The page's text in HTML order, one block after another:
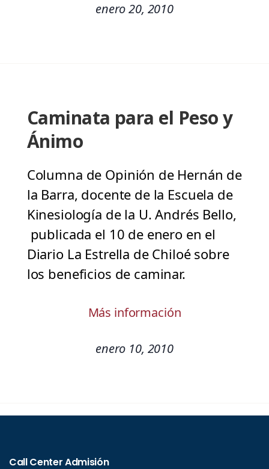
enero 20, 2010
Caminata para el Peso y
Ánimo
Columna de Opinión de Hernán de
la Barra, docente de la Escuela de
Kinesiología de la U. Andrés Bello,
publicada el 10 de enero en el
Diario La Estrella de Chiloé sobre
los beneficios de caminar.
Más información
enero 10, 2010